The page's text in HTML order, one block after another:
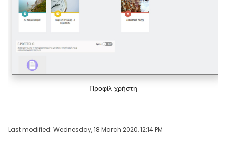
Προφίλ χρήστη
Last modified: Wednesday, 18 March 2020, 12:14 PM